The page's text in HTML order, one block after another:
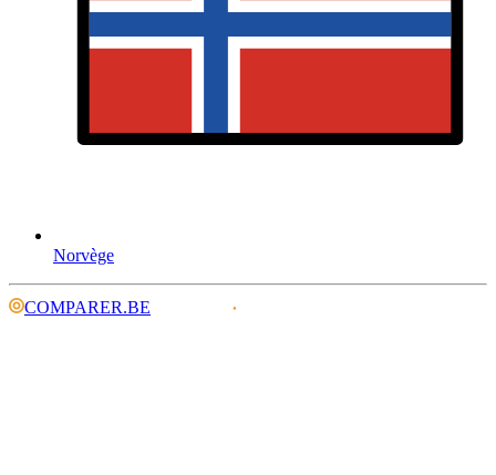
Norvège
COMPARER.BE